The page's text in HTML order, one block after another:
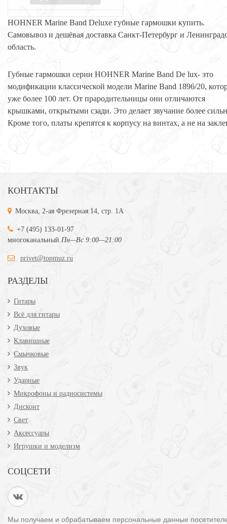
HOHNER Marine Band Deluxe губные гармошки купить.
Самовывоз и дешёвая доставка Санкт-Петербург и
область.
Губные гармошки серии HOHNER Marine Band De lux- это
модификации классической модели Marine Band 1896/20,
уже более 100 лет. От прародительницы они отличаются
крышками, открытыми сзади. Это делает звучание более
Кроме того, платы крепятся к корпусу на винтах, а не на
КОНТАКТЫ
Москва, 2-ая Фрезерная 14, стр. 1А
+7 (495) 133-01-97
многоканальный Пн—Вс 9:00—21:00
privet@topmuz.ru
РАЗДЕЛЫ
Гитары
Всё для гитары
Духовые
Клавишные
Смычковые
Звук
Ударные
Микрофоны и радиосистемы
Дисконт
Свет
Аксессуары
Игрушки и моделизм
СОЦСЕТИ
Мы получаем и обрабатываем персональные данные